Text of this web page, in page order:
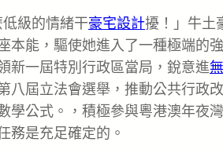
級的情緒干豪宅設計擾！」牛土
本能，驅使她進入了一種極端的強
新一屆特別行政區當局，銳意進
屆立法會選舉，推動公共行政
學公式。，積極參與粵港澳年夜
務是充足確定的。